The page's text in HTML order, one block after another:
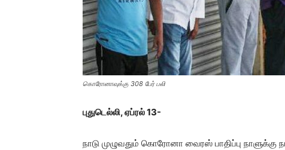
கொரோனாவுக்கு 308 பேர் பலி
புதுடெல்லி, ஏப்ரல் 13-
நாடு முழுவதும் கொரோனா வைரஸ் பாதிப்பு